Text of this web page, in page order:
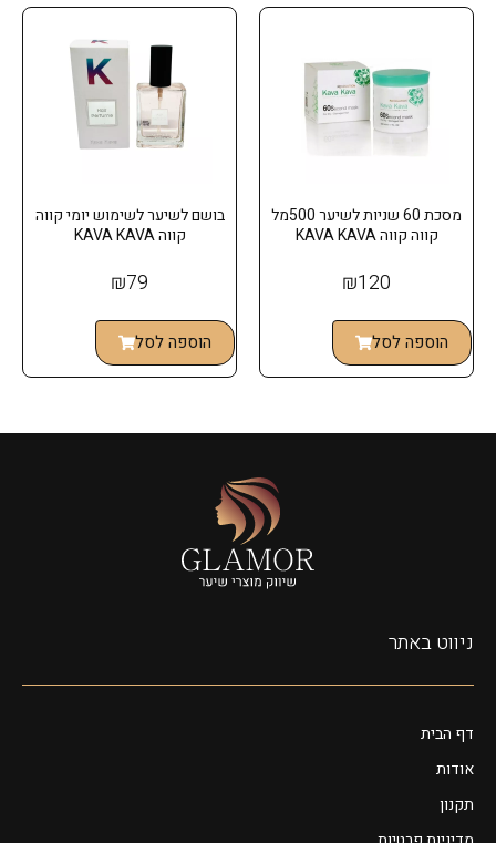
מסכת 60 שניות לשיער 500מל
קווה קווה KAVA KAVA
₪120
הוספה לסל
בושם לשיער לשימוש יומי קווה
קווה KAVA KAVA
₪79
הוספה לסל
ניווט באתר
דף הבית
אודות
תקנון